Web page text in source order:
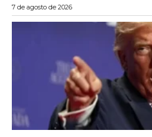
7 de agosto de 2026